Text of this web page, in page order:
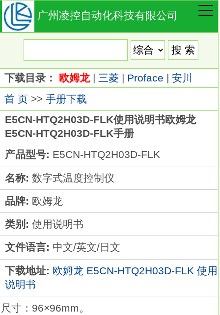
广州凌控自动化科技有限公司
下载目录： 欧姆龙| 三菱| Proface | 安川
首 页>> 手册下载
E5CN-HTQ2H03D-FLK使用说明书欧姆龙
E5CN-HTQ2H03D-FLK手册
产品型号: E5CN-HTQ2H03D-FLK
名称: 数字式温度控制仪
品牌: 欧姆龙
类别: 使用说明书
文件语言: 中文/英文/日文
下载地址: 欧姆龙 E5CN-HTQ2H03D-FLK 使用
说明书
尺寸：96×96mm。